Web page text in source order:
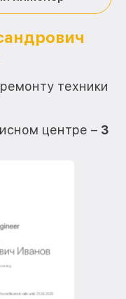
техники
центре – 3